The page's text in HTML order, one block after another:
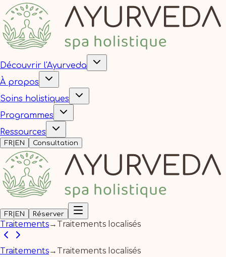
Découvrir l'Ayurveda
À propos
Soins holistiques
Programmes
Ressources
FR| EN Consultation
FR| EN Réserver
Traitements→ Traitements localisés
Traitements→ Traitements localisés